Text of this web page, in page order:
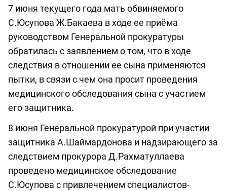
7 июня текущего года мать обвиняемого
С.Юсупова Ж.Бакаева в ходе ее приёма
руководством Генеральной прокуратуры
обратилась с заявлением о том, что в ходе
следствия в отношении ее сына применяются
пытки, в связи с чем она просит проведения
медицинского обследования сына с участием
его защитника.
8 июня Генеральной прокуратурой при участии
защитника А.Шаймардонова и надзирающего за
следствием прокурора Д.Рахматуллаева
проведено медицинское обследование
С.Юсупова с привлечением специалистов-